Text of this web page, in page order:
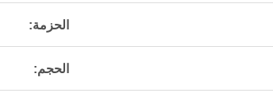
الحزمة:
الحجم: